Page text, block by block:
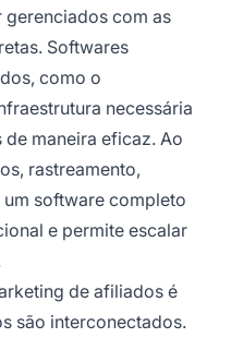
com as
Softwares
como o
necessária
maneira eficaz. Ao
rastreamento,
software completo
e permite escalar
de afiliados é
são interconectados.